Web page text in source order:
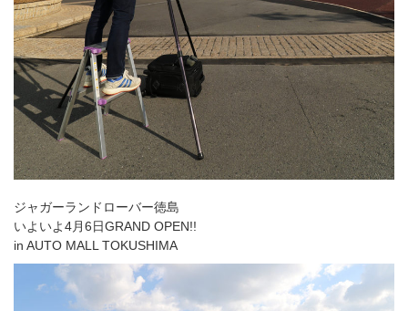
ジャガーランドローバー徳島
いよいよ4月6日GRAND OPEN!!
in AUTO MALL TOKUSHIMA